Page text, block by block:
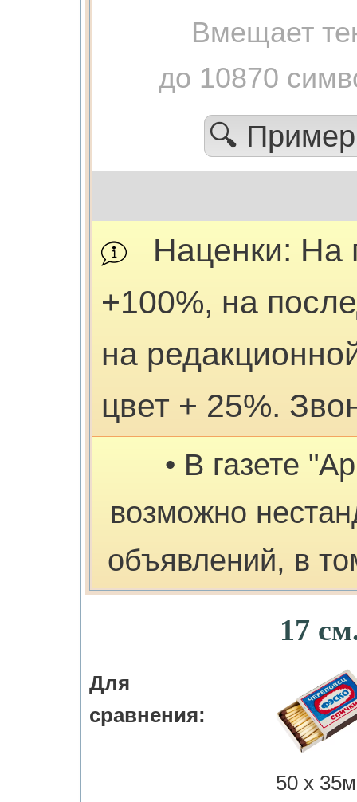
Вмещает
до 10870
🔍
Наценки: На
+100%, на
на
цвет + 25%.
• В газете
возможно
объявлений, в
Для
сравнения:
17
50 х